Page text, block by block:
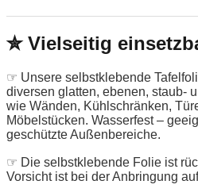
✮ Vielseitig
☞ Unsere selbstklebende
diversen glatten, ebenen, staub-
wie Wänden, Kühlschränken,
Möbelstücken. Wasserfest –
geschützte Außenbereiche.
☞ Die selbstklebende Folie ist
Vorsicht ist bei der Anbringung